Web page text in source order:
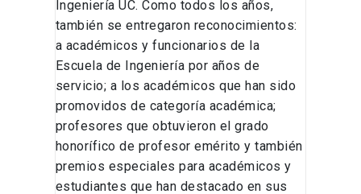
Ingeniería UC. Como todos los años,
también se entregaron reconocimientos:
a académicos y funcionarios de la
Escuela de Ingeniería por años de
servicio; a los académicos que han sido
promovidos de categoría académica;
profesores que obtuvieron el grado
honorífico de profesor emérito y también
premios especiales para académicos y
estudiantes que han destacado en sus